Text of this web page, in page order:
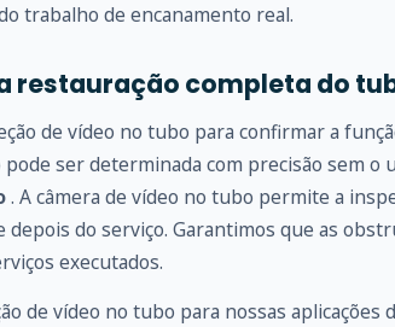
trabalho de encanamento real.
restauração completa do
de vídeo no tubo para confirmar a
ser determinada com precisão sem o
. A câmera de vídeo no tubo permite a
do serviço. Garantimos que as
executados.
de vídeo no tubo para nossas aplicações